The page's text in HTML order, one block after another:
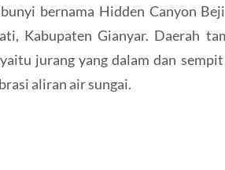
bernama Hidden Canyon
Kabupaten Gianyar. Daerah
jurang yang dalam dan
aliran air sungai.